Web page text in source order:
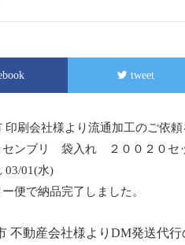
tweet
印刷会社様より流通加工のご依頼
センブリ 袋入れ ２００２０セ
03/01(水)
便で納品完了しました。
不動産会社様よりDM発送代行